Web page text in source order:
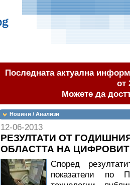
Последната актуална
от
Можете да
Новини / Анализи
12-06-2013
РЕЗУЛТАТИ ОТ
ОБЛАСТТА НА
Според
показатели по